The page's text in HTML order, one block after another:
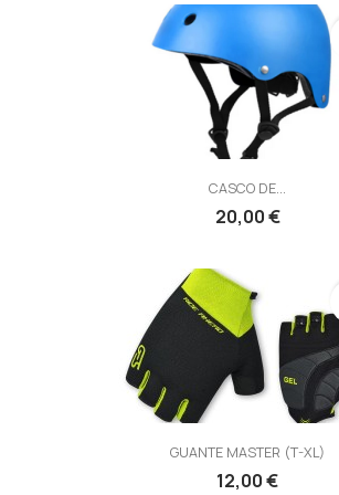
CASCO DE...
20,00 €
GUANTE MASTER (T-XL)
12,00 €